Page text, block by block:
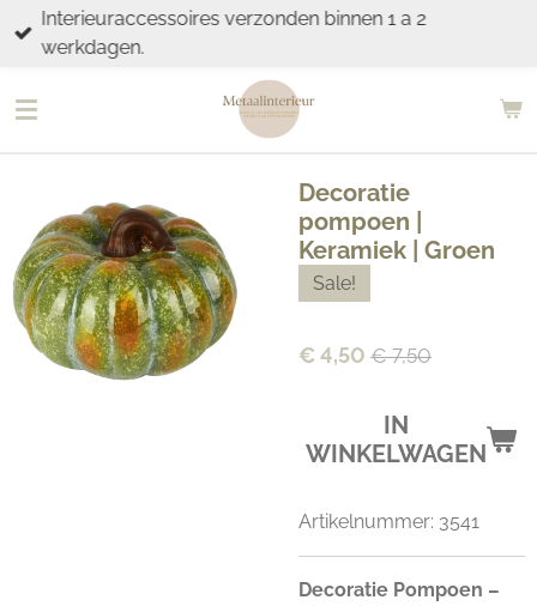
Ga
direct
de
Interieuraccessoires verzonden binnen 1 a 2
werkdagen.
Decoratie
pompoen |
Keramiek | Groen
Sale!
€ 4,50 € 7,50
IN
WINKELWAGEN
Artikelnummer: 3541
Decoratie Pompoen –